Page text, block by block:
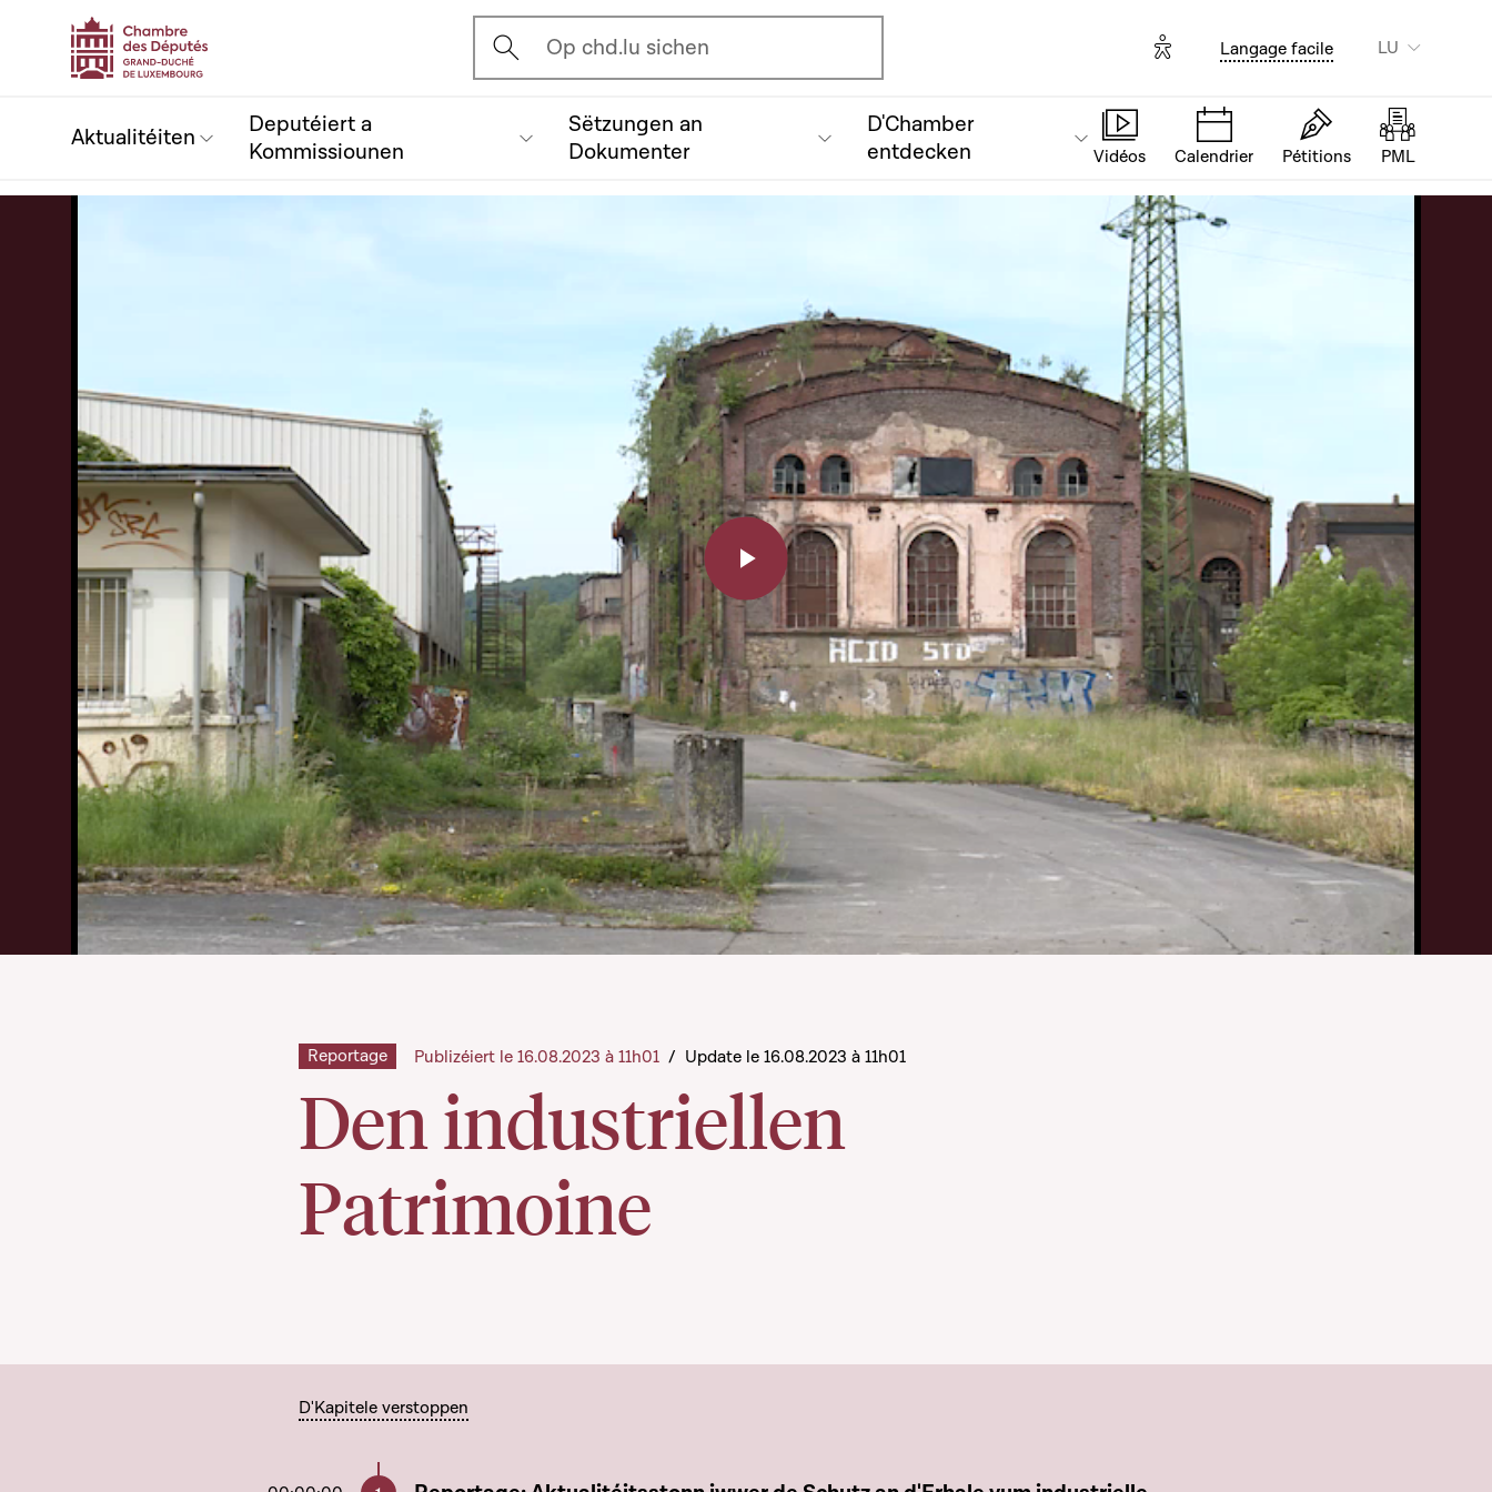
Ouvrir l'écran de recherche
Op chd.lu sichen Options d'accessibilité
Langage facile LU
Aktualitéiten
Deputéiert a
Kommissiounen
Sëtzungen an
Dokumenter
D'Chamber
entdecken
Vidéos Calendrier Pétitions PML
Play
Video
Den industriellen
Patrimoine
Reportage Publizéiert le 16.08.2023 à 11h01 / Update le 16.08.2023 à 11h01
D'Kapitele verstoppen